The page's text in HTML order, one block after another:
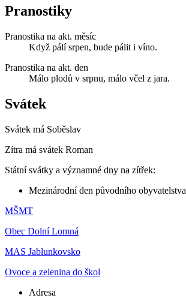
Pranostiky
Pranostika na akt. měsíc
Když pálí srpen, bude pálit i víno.
Pranostika na akt. den
Málo plodů v srpnu, málo včel z jara.
Svátek
Svátek má Soběslav
Zítra má svátek Roman
Státní svátky a významné dny na zítřek:
Mezinárodní den původního obyvatelstva
MŠMT
Obec Dolní Lomná
MAS Jablunkovsko
Ovoce a zelenina do škol
Adresa